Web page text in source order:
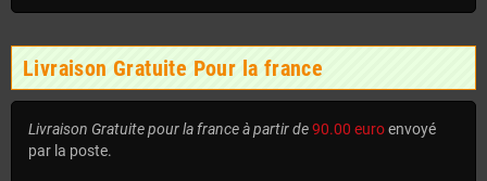
Livraison Gratuite Pour la france
Livraison Gratuite pour la france à partir de90.00 euroenvoyé
par la poste.